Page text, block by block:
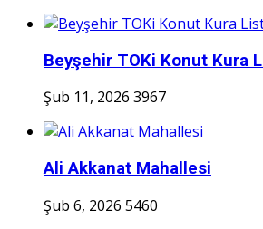
Beyşehir TOKi Konut Kura
Şub 11, 2026 3967
Ali Akkanat Mahallesi
Şub 6, 2026 5460